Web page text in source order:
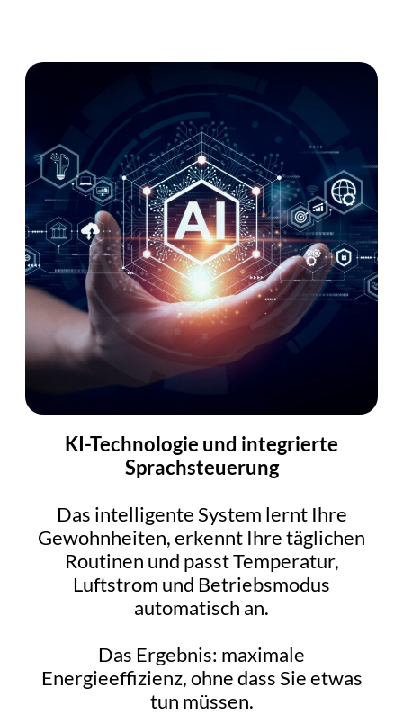
KI-Technologie und integrierte
Sprachsteuerung
Das intelligente System lernt Ihre
Gewohnheiten, erkennt Ihre täglichen
Routinen und passt Temperatur,
Luftstrom und Betriebsmodus
automatisch an.
Das Ergebnis: maximale
Energieeffizienz, ohne dass Sie etwas
tun müssen.